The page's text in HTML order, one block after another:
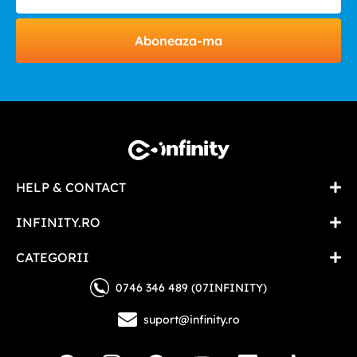
Aboneaza-ma
HELP & CONTACT
INFINITY.RO
CATEGORII
0746 346 489 (07INFINITY)
suport@infinity.ro